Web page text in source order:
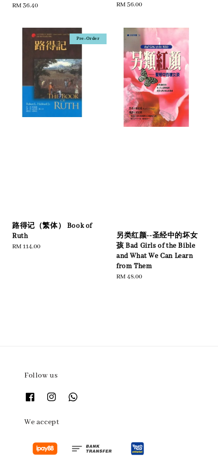
Regular
RM 36.40
Regular
RM 56.00
Pre-Order
路得记（繁体） Book of
Ruth
Regular
RM 114.00
另类红颜--圣经中的坏女
孩 Bad Girls of the Bible
and What We Can Learn
from Them
Regular
RM 48.00
Follow us
We accept